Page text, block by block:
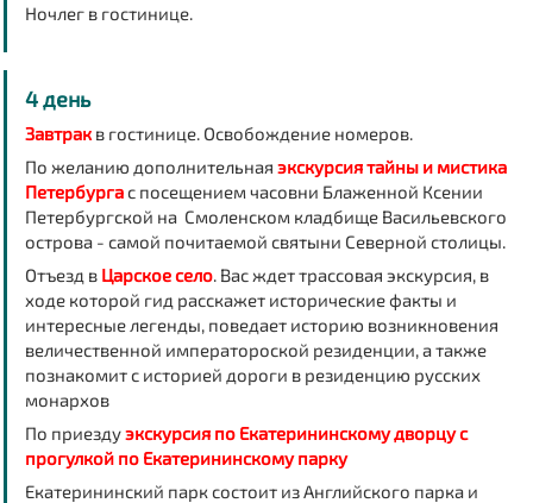
Ночлег в гостинице.
4 день
Завтракв гостинице. Освобождение номеров.
По желанию дополнительная экскурсия тайны и мистика
Петербургас посещением часовни Блаженной Ксении
Петербургской на Смоленском кладбище Васильевского
острова - самой почитаемой святыни Северной столицы.
Отъезд в Царское село. Вас ждет трассовая экскурсия, в
ходе которой гид расскажет исторические факты и
интересные легенды, поведает историю возникновения
величественной императороской резиденции, а также
познакомит с историей дороги в резиденцию русских
монархов
По приездуэкскурсия по Екатерининскому дворцу с
прогулкой по Екатерининскому парку
Екатерининский парк состоит из Английского парка и